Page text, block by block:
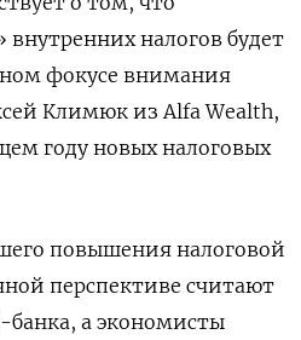
налогов будет
фокусе внимания
Климюк из Alfa Wealth,
году новых налоговых
повышения налоговой
перспективе считают
а экономисты